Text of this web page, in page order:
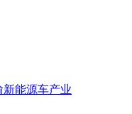
能源车产业